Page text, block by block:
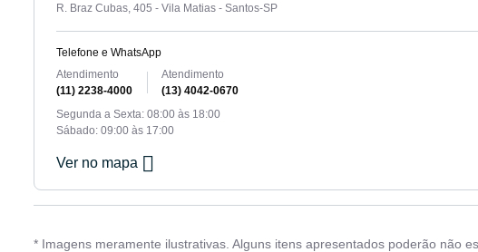
R. Braz Cubas, 405 - Vila Matias - Santos-SP
Telefone e WhatsApp
Atendimento
(11) 2238-4000
Atendimento
(13) 4042-0670
Segunda a Sexta: 08:00 às 18:00
Sábado: 09:00 às 17:00
Ver no mapa
* Imagens meramente ilustrativas. Alguns itens apresentados poderão não